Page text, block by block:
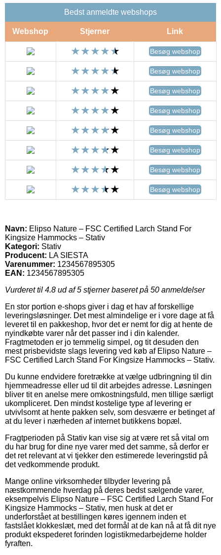
Bedst anmeldte webshops
Webshop Stjerner Link
Besøg webshop
Besøg webshop
Besøg webshop
Besøg webshop
Besøg webshop
Besøg webshop
Besøg webshop
Besøg webshop
Navn: Elipso Nature – FSC Certified Larch Stand For
Kingsize Hammocks – Stativ
Kategori: Stativ
Producent: LA SIESTA
Varenummer: 1234567895305
EAN: 1234567895305
Vurderet til 4.8 ud af 5 stjerner baseret på 50 anmeldelser
En stor portion e-shops giver i dag et hav af forskellige
leveringsløsninger. Det mest almindelige er i vore dage at få
leveret til en pakkeshop, hvor det er nemt for dig at hente de
nyindkøbte varer når det passer ind i din kalender.
Fragtmetoden er jo temmelig simpel, og tit desuden den
mest prisbevidste slags levering ved køb af Elipso Nature –
FSC Certified Larch Stand For Kingsize Hammocks – Stativ.
Du kunne endvidere foretrække at vælge udbringning til din
hjemmeadresse eller ud til dit arbejdes adresse. Løsningen
bliver tit en anelse mere omkostningsfuld, men tillige særligt
ukompliceret. Den mindst kostelige type af levering er
utvivlsomt at hente pakken selv, som desværre er betinget af
at du lever i nærheden af internet butikkens bopæl.
Fragtperioden på Stativ kan vise sig at være ret så vital om
du har brug for dine nye varer med det samme, så derfor er
det ret relevant at vi tjekker den estimerede leveringstid på
det vedkommende produkt.
Mange online virksomheder tilbyder levering på
næstkommende hverdag på deres bedst sælgende varer,
eksempelvis Elipso Nature – FSC Certified Larch Stand For
Kingsize Hammocks – Stativ, men husk at det er
underforstået at bestillingen køres igennem inden et
fastslået klokkeslæt, med det formål at de kan nå at få dit nye
produkt ekspederet forinden logistikmedarbejderne holder
fyraften.